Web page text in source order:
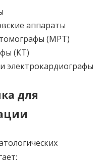
аппараты
(МРТ)
(КТ)
электрокардиографы
для